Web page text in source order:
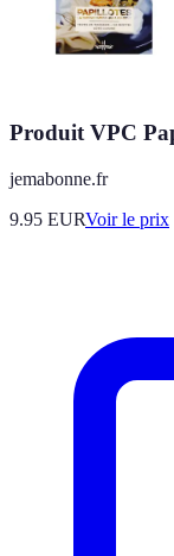
Produit VPC
jemabonne.fr
9.95 EURVoir le prix